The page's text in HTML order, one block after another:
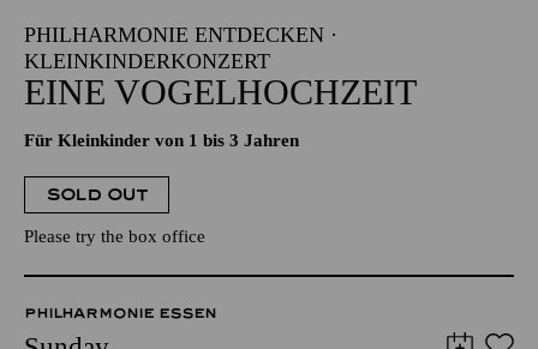
PHILHARMONIE ENTDECKEN ·
KLEINKINDERKONZERT
EINE VOGELHOCHZEIT
Für Kleinkinder von 1 bis 3 Jahren
SOLD OUT
Please try the box office
PHILHARMONIE ESSEN